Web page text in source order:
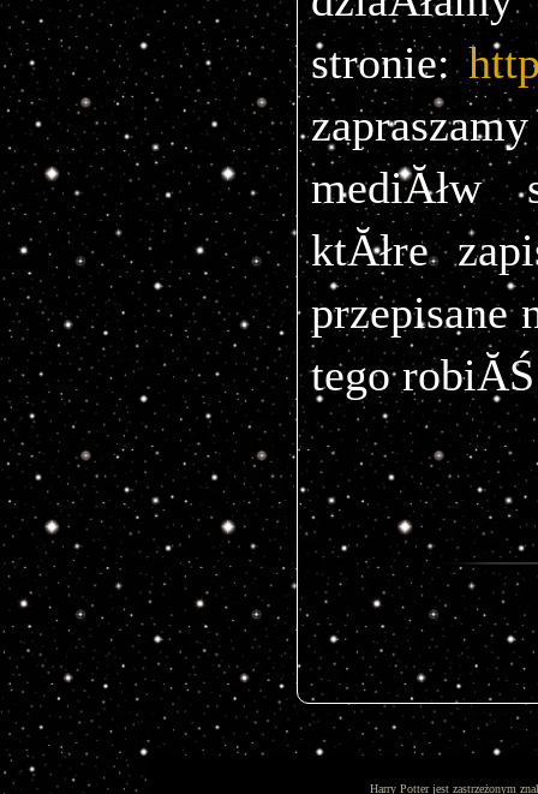
stronie:
mediĂłw
ktĂłre
przepisane
tego
Harry Potter jest zastrzeżonym